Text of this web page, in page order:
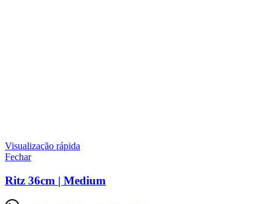
Visualização rápida
Fechar
Ritz 36cm | Medium